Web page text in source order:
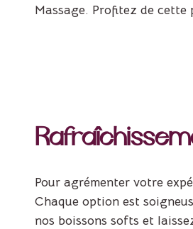
Massage. Profitez de
Pour agrémenter votre
Chaque option est
nos boissons softs et